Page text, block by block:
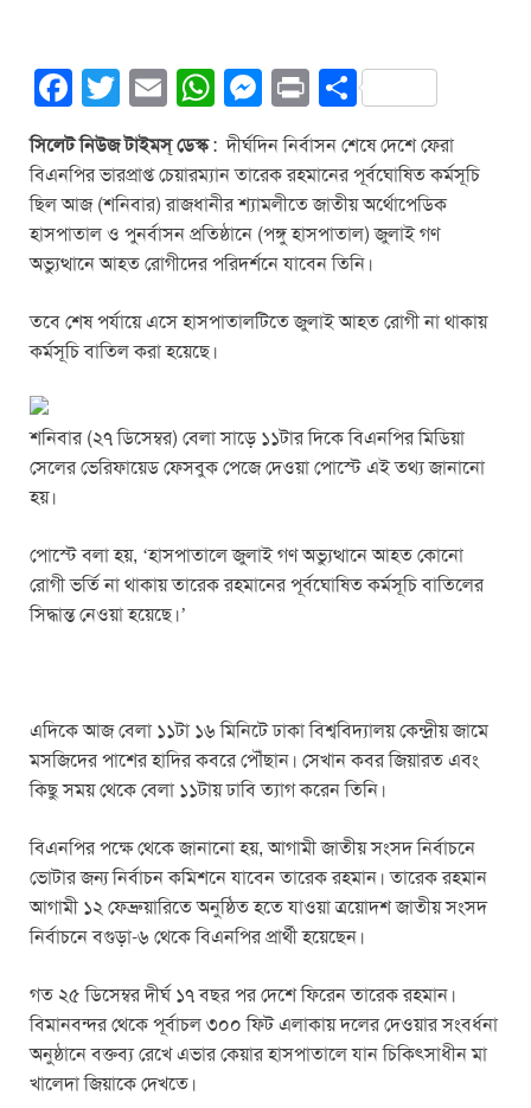
F
a
c
e
b
o
o
k
T
wi
tt
er
E
m
ail
W
h
at
s
A
p
p
M
e
ss
e
n
g
er
Pr
in
t
S
h
ar
e
সিলেট নিউজ টাইমস্ ডেস্ক: দীর্ঘদিন নির্বাসন শেষে দেশে ফেরা
বিএনপির ভারপ্রাপ্ত চেয়ারম্যান তারেক রহমানের পূর্বঘোষিত কর্মসূচি
ছিল আজ (শনিবার) রাজধানীর শ্যামলীতে জাতীয় অর্থোপেডিক
হাসপাতাল ও পুনর্বাসন প্রতিষ্ঠানে (পঙ্গু হাসপাতাল) জুলাই গণ
অভ্যুত্থানে আহত রোগীদের পরিদর্শনে যাবেন তিনি।
তবে শেষ পর্যায়ে এসে হাসপাতালটিতে জুলাই আহত রোগী না থাকায়
কর্মসূচি বাতিল করা হয়েছে।
শনিবার (২৭ ডিসেম্বর) বেলা সাড়ে ১১টার দিকে বিএনপির মিডিয়া
সেলের ভেরিফায়েড ফেসবুক পেজে দেওয়া পোস্টে এই তথ্য জানানো
হয়।
পোস্টে বলা হয়, ‘হাসপাতালে জুলাই গণ অভ্যুত্থানে আহত কোনো
রোগী ভর্তি না থাকায় তারেক রহমানের পূর্বঘোষিত কর্মসূচি বাতিলের
সিদ্ধান্ত নেওয়া হয়েছে।’
এদিকে আজ বেলা ১১টা ১৬ মিনিটে ঢাকা বিশ্ববিদ্যালয় কেন্দ্রীয় জামে
মসজিদের পাশের হাদির কবরে পৌঁছান। সেখান কবর জিয়ারত এবং
কিছু সময় থেকে বেলা ১১টায় ঢাবি ত্যাগ করেন তিনি।
বিএনপির পক্ষে থেকে জানানো হয়, আগামী জাতীয় সংসদ নির্বাচনে
ভোটার জন্য নির্বাচন কমিশনে যাবেন তারেক রহমান। তারেক রহমান
আগামী ১২ ফেব্রুয়ারিতে অনুষ্ঠিত হতে যাওয়া ত্রয়োদশ জাতীয় সংসদ
নির্বাচনে বগুড়া-৬ থেকে বিএনপির প্রার্থী হয়েছেন।
গত ২৫ ডিসেম্বর দীর্ঘ ১৭ বছর পর দেশে ফিরেন তারেক রহমান।
বিমানবন্দর থেকে পূর্বাচল ৩০০ ফিট এলাকায় দলের দেওয়ার সংবর্ধনা
অনুষ্ঠানে বক্তব্য রেখে এভার কেয়ার হাসপাতালে যান চিকিৎসাধীন মা
খালেদা জিয়াকে দেখতে।